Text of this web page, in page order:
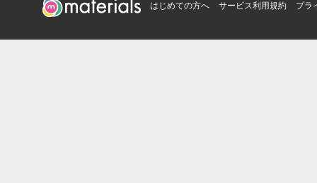
はじめての方へ サービス利用規約 プラ